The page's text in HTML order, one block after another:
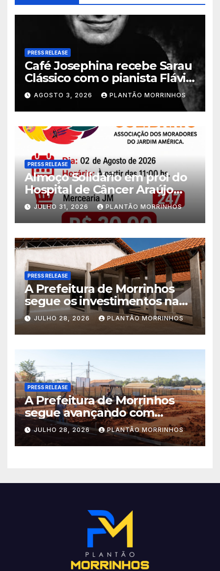
PRESS RELEASE
Café Josephina recebe Sarau
Clássico com o pianista Flávio
Varani nesta terça-feira
AGOSTO 3, 2026 PLANTÃO MORRINHOS
PRESS RELEASE
Almoço Solidário em prol do
Hospital de Câncer Araújo
Jorge é realizado no Jardim
América
JULHO 31, 2026 PLANTÃO MORRINHOS
PRESS RELEASE
A Prefeitura de Morrinhos
segue os investimentos na
educação. A obra da Escola
Municipal Eudóxio de
Figueiredo avança em ritmo
acelerado e já ganha forma.
JULHO 28, 2026 PLANTÃO MORRINHOS
PRESS RELEASE
A Prefeitura de Morrinhos
segue avançando com
importantes investimentos
no Setor Arca de Noé.
JULHO 28, 2026 PLANTÃO MORRINHOS